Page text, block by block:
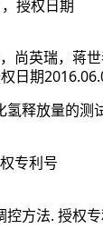
，授权日期
尚英瑞，蒋
日期
氢释放量的测
专利号
控方法. 授权